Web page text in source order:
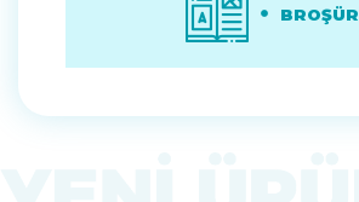
BROŞÜR